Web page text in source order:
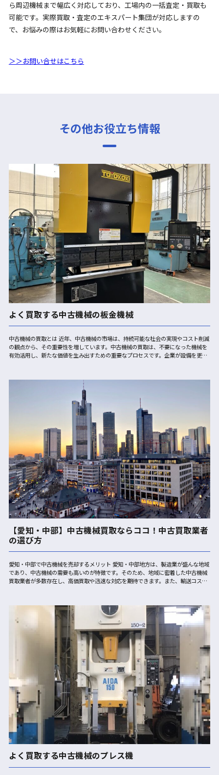
ら周辺機械まで幅広く対応しており、工場内の一括査定・買取も
可能です。実際買取・査定のエキスパート集団が対応しますの
で、お悩みの際はお気軽にお問い合わせください。
＞＞お問い合せはこちら
その他お役立ち情報
よく買取する中古機械の板金機械
中古機械の買取とは 近年、中古機械の市場は、持続可能な社会の実現やコスト削減
の観点から、その重要性を増しています。中古機械の買取は、不要になった機械を
有効活用し、新たな価値を生み出すための重要なプロセスです。企業が設備を更新
【愛知・中部】中古機械買取ならココ！中古買取業者
の選び方
愛知・中部で中古機械を売却するメリット 愛知・中部地方は、製造業が盛んな地域
であり、中古機械の需要も高いのが特徴です。そのため、地域に密着した中古機械
買取業者が多数存在し、高価買取や迅速な対応を期待できます。また、輸送コスト
よく買取する中古機械のプレス機